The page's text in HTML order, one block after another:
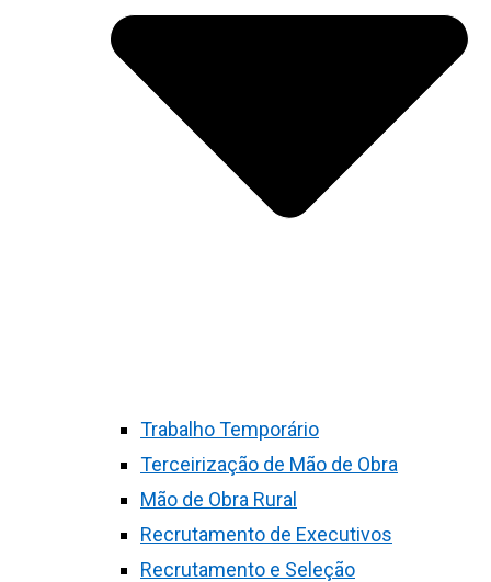
Trabalho Temporário
Terceirização de Mão de Obra
Mão de Obra Rural
Recrutamento de Executivos
Recrutamento e Seleção